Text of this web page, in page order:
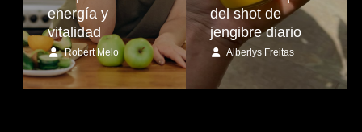
energía y
vitalidad
Robert Melo
del shot de
jengibre diario
Alberlys Freitas